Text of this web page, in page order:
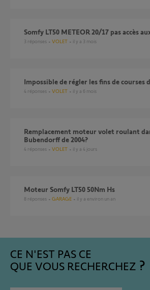
Somfy LT50 METEOR 20/17 pas accès
3 réponses VOLET il y a 3 mois
impossible de régler les fins de courses
4 réponses VOLET il y a 6 mois
Remplacement moteur volet roulant dans un ancien coffre
Bubendorff de 2004?
4 réponses VOLET il y a 4 jours
Moteur Somfy LT50 50Nm Hs
8 réponses GARAGE il y a environ un an
CE N'EST PAS CE
QUE VOUS RECHERCHEZ